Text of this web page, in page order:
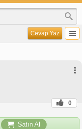
Cevap Yaz
0
Satın Al